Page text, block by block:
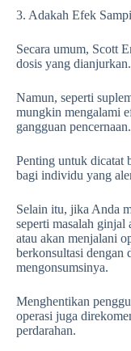
3. Adakah Efek
Secara umum, Scott
dosis yang dianjurkan.
Namun, seperti
mungkin mengalami
gangguan pencernaan.
Penting untuk dicatat
bagi individu yang
Selain itu, jika Anda
seperti masalah ginjal
atau akan menjalani
berkonsultasi dengan
mengonsumsinya.
Menghentikan
operasi juga
perdarahan.